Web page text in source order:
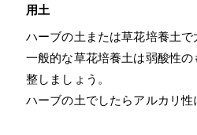
用土
ハーブの土または草花培養土で
一般的な草花培養土は弱酸性
整しましょう。
ハーブの土でしたらアルカリ